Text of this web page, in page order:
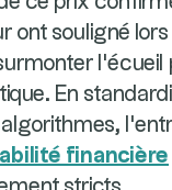
ont souligné
En
financière